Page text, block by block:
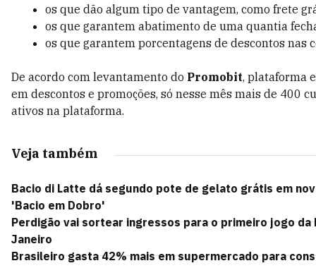
os que dão algum tipo de vantagem, como frete
os que garantem abatimento de uma quantia
os que garantem porcentagens de descontos nas
De acordo com levantamento do Promobit, plataforma
em descontos e promoções, só nesse mês mais de 400
ativos na plataforma.
Veja também
Bacio di Latte dá segundo pote de gelato grátis em
'Bacio em Dobro'
Perdigão vai sortear ingressos para o primeiro jogo da
Janeiro
Brasileiro gasta 42% mais em supermercado para